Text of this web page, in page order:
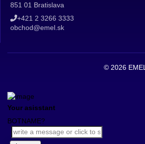
851 01 Bratislava
+421 2 3266 3333
obchod@emel.sk
© 2026 EMEL
Your asisstant
BOTNAME?